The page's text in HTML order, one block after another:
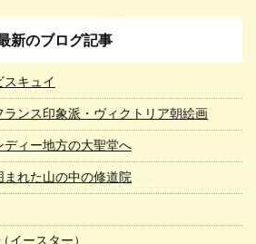
新のブログ記事
キュイ
ランス印象派・ヴィクトリア朝絵画
ィー地方の大聖堂へ
れた山の中の修道院
イースター）